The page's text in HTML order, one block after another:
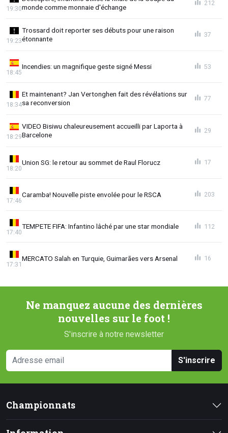
monde comme monnaie d'échange
19:30
212
Trossard doit reporter ses débuts pour une raison
étonnante
19:23
37
Incendies: un magnifique geste signé Messi
18:45
53
Et maintenant? Jan Vertonghen fait des révélations sur
sa reconversion
18:34
77
VIDEO Bisiwu chaleureusement accueilli par Laporta à
Barcelone
18:29
29
Union SG: le retour au sommet de Raul Florucz
18:20
17
Caramba! Nouvelle piste envolée pour le RSCA
17:46
203
TEMPETE FIFA: Infantino lâché par une star mondiale
17:40
112
MERCATO Salah en Turquie, Guimarães vers Arsenal
17:31
16
Ne manquez aucune des dernières
nouvelles sur le foot !
S'inscrire à notre newsletter
S'inscrire
Championnats